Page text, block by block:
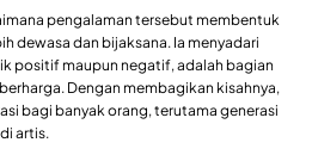
pengalaman tersebut membentuk
dewasa dan bijaksana. Ia menyadari
positif maupun negatif, adalah bagian
Dengan membagikan kisahnya,
bagi banyak orang, terutama generasi
artis.